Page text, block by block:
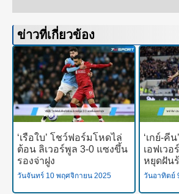
ข่าวที่เกี่ยวข้อง
‘เรือใบ’ โชว์ฟอร์มโหดไล่
ต้อน ลิเวอร์พูล 3-0 แซงขึ้น
รองจ่าฝูง
วันจันทร์ 10 พฤศจิกายน 2025
‘เกย์-คี
เอฟเว
หยุดฝัน
วันอาทิตย์